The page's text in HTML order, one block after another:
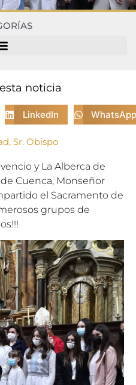
noticia
LinkedIn WhatsApp
, Sr. Obispo
y La Alberca de
Cuenca, Monseñor
el Sacramento de
grupos de